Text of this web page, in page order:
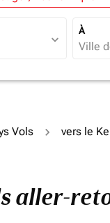
expand_more
À
Vols vers le
aller-